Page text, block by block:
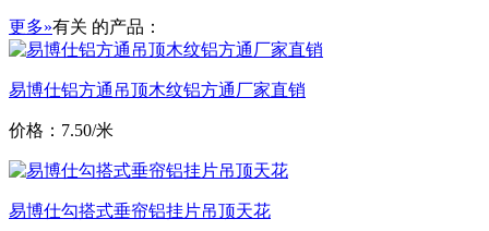
更多»有关 的产品：
易博仕铝方通吊顶木纹铝方通厂家直销
价格：7.50/米
易博仕勾搭式垂帘铝挂片吊顶天花